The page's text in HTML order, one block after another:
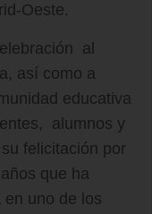
Oeste.
al
así como a
educativa
alumnos y
felicitación por
que ha
en uno de los